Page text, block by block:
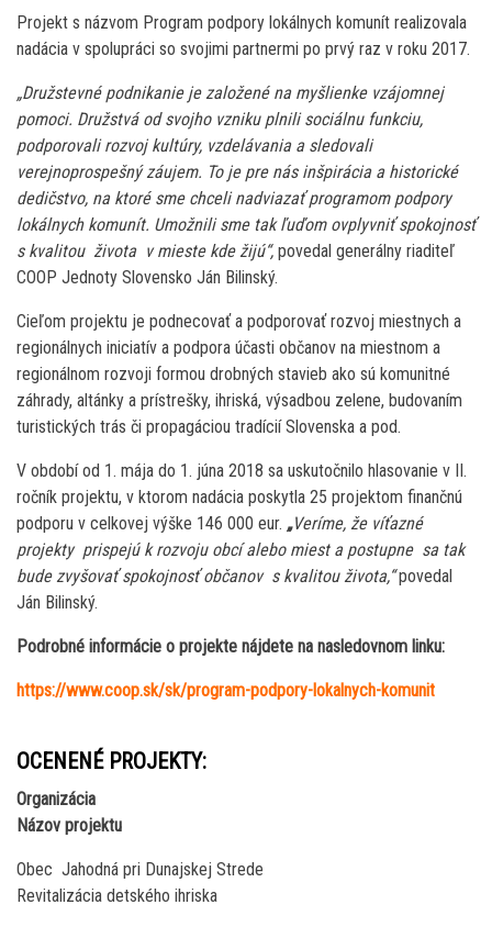
Projekt s názvom Program podpory lokálnych komunít realizovala
nadácia v spolupráci so svojimi partnermi po prvý raz v roku 2017.
„Družstevné podnikanie je založené na myšlienke vzájomnej
pomoci. Družstvá od svojho vzniku plnili sociálnu funkciu,
podporovali rozvoj kultúry, vzdelávania a sledovali
verejnoprospešný záujem. To je pre nás inšpirácia a historické
dedičstvo, na ktoré sme chceli nadviazať programom podpory
lokálnych komunít. Umožnili sme tak ľuďom ovplyvniť spokojnosť
s kvalitou života v mieste kde žijú“, povedal generálny riaditeľ
COOP Jednoty Slovensko Ján Bilinský.
Cieľom projektu je podnecovať a podporovať rozvoj miestnych a
regionálnych iniciatív a podpora účasti občanov na miestnom a
regionálnom rozvoji formou drobných stavieb ako sú komunitné
záhrady, altánky a prístrešky, ihriská, výsadbou zelene, budovaním
turistických trás či propagáciou tradícií Slovenska a pod.
V období od 1. mája do 1. júna 2018 sa uskutočnilo hlasovanie v II.
ročník projektu, v ktorom nadácia poskytla 25 projektom finančnú
podporu v celkovej výške 146 000 eur. „Veríme, že víťazné
projekty prispejú k rozvoju obcí alebo miest a postupne sa tak
bude zvyšovať spokojnosť občanov s kvalitou života,“povedal
Ján Bilinský.
Podrobné informácie o projekte nájdete na nasledovnom linku:
https://www.coop.sk/sk/program-podpory-lokalnych-komunit
OCENENÉ PROJEKTY:
Organizácia
Názov projektu
Obec Jahodná pri Dunajskej Strede
Revitalizácia detského ihriska